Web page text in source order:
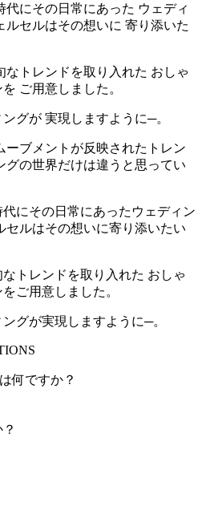
代にその日常にあった ウェディ
ルセルはその想いに 寄り添いた
なトレンドを取り入れた おしゃ
ご用意しました。
グが 実現しますように─。
ーブメントが反映されたトレン
グの世界だけは違うと思ってい
にその日常にあったウェディン
セルはその想いに寄り添いたい
トレンドを取り入れた おしゃ
ご用意しました。
グが実現しますように─。
何ですか？